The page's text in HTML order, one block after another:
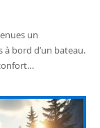
un
bord d’un bateau.
…